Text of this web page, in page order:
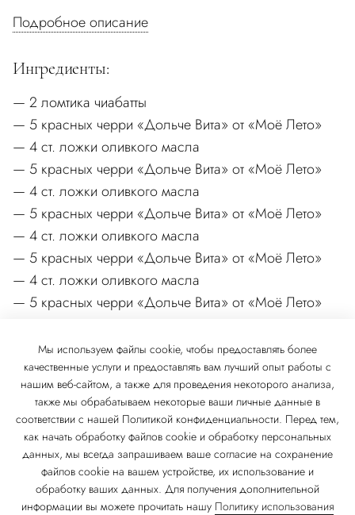
Подробное описание
Ингредиенты:
2 ломтика чиабатты
5 красных черри «Дольче Вита» от «Моё Лето»
4 ст. ложки оливкого масла
5 красных черри «Дольче Вита» от «Моё Лето»
4 ст. ложки оливкого масла
5 красных черри «Дольче Вита» от «Моё Лето»
4 ст. ложки оливкого масла
5 красных черри «Дольче Вита» от «Моё Лето»
4 ст. ложки оливкого масла
5 красных черри «Дольче Вита» от «Моё Лето»
© 2026 ТД «Моё Лето»
7 495 204 85 88
Мы используем файлы cookie, чтобы предоставлять более
качественные услуги и предоставлять вам лучший опыт работы с
нашим веб-сайтом, а также для проведения некоторого анализа,
также мы обрабатываем некоторые ваши личные данные в
соответствии с нашей Политикой конфиденциальности. Перед тем,
как начать обработку файлов cookie и обработку персональных
данных, мы всегда запрашиваем ваше согласие на сохранение
файлов cookie на вашем устройстве, их использование и
обработку ваших данных. Для получения дополнительной
информации вы можете прочитать нашу Политику использования